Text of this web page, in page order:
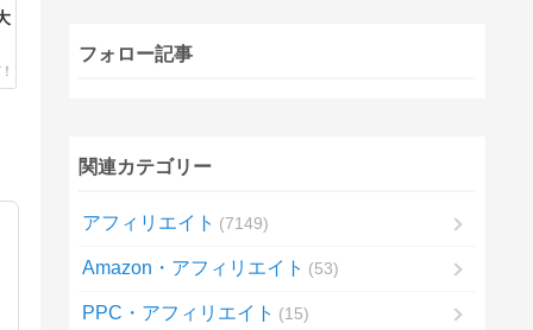
フォロー記事
関連カテゴリー
アフィリエイト 7149
Amazon・アフィリエイト 53
PPC・アフィリエイト 15